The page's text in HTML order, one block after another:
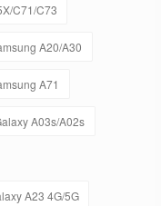
C71/C73
A20/A30
A71
A03s/A02s
A23 4G/5G